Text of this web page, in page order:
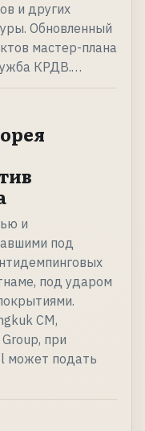
и других
Обновленный
мастер-плана
КРДВ.…
и
под
под ударом
CM,
при
может подать